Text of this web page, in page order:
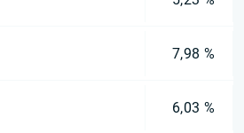
7,98 %
6,03 %